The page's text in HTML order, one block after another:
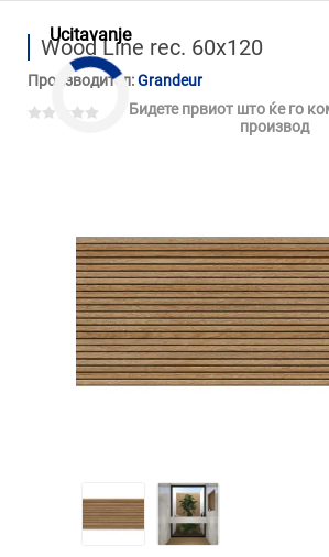
Ucitavanje
Wood Line rec. 60x120
Производител:Grandeur
Бидете првиот што ќе го
производ